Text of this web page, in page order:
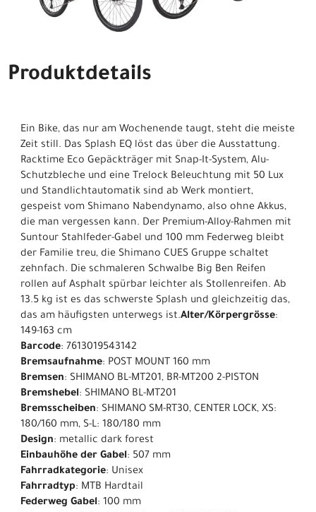
Produktdetails
Ein Bike, das nur am Wochenende taugt, steht die meiste
Zeit still. Das Splash EQ löst das über die Ausstattung.
Racktime Eco Gepäckträger mit Snap-It-System, Alu-
Schutzbleche und eine Trelock Beleuchtung mit 50 Lux
und Standlichtautomatik sind ab Werk montiert,
gespeist vom Shimano Nabendynamo, also ohne Akkus,
die man vergessen kann. Der Premium-Alloy-Rahmen mit
Suntour Stahlfeder-Gabel und 100 mm Federweg bleibt
der Familie treu, die Shimano CUES Gruppe schaltet
zehnfach. Die schmaleren Schwalbe Big Ben Reifen
rollen auf Asphalt spürbar leichter als Stollenreifen. Ab
13.5 kg ist es das schwerste Splash und gleichzeitig das,
das am häufigsten unterwegs ist.Alter/Körpergrösse:
149-163 cm
Barcode: 7613019543142
Bremsaufnahme: POST MOUNT 160 mm
Bremsen: SHIMANO BL-MT201, BR-MT200 2-PISTON
Bremshebel: SHIMANO BL-MT201
Bremsscheiben: SHIMANO SM-RT30, CENTER LOCK, XS:
180/160 mm, S-L: 180/180 mm
Design: metallic dark forest
Einbauhöhe der Gabel: 507 mm
Fahrradkategorie: Unisex
Fahrradtyp: MTB Hardtail
Federweg Gabel: 100 mm